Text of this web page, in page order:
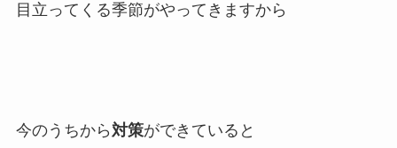
目立ってくる季節がやってきますから
今のうちから対策ができていると